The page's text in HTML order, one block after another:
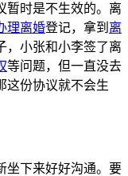
暂时是不生效的。离
理离婚登记，拿到 离
，小张和小李签了离
等问题，但一直没去
这份协议就不会生
坐下来好好沟通。要